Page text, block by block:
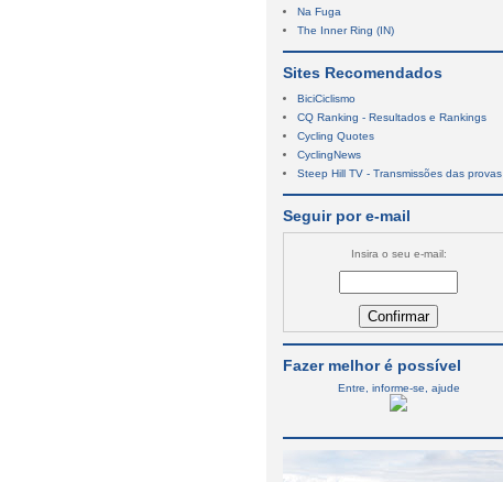
Na Fuga
The Inner Ring (IN)
Sites Recomendados
BiciCiclismo
CQ Ranking - Resultados e Rankings
Cycling Quotes
CyclingNews
Steep Hill TV - Transmissões das provas
Seguir por e-mail
Insira o seu e-mail:
Fazer melhor é possível
Entre, informe-se, ajude